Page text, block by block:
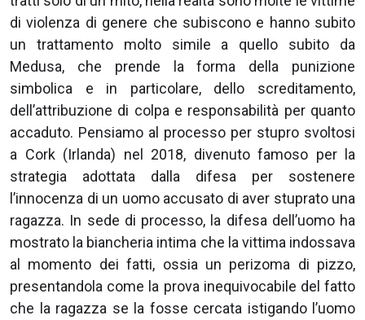
di violenza di genere che subiscono e hanno subito
un trattamento molto simile a quello subito da
Medusa, che prende la forma della punizione
simbolica e in particolare, dello screditamento,
dell’attribuzione di colpa e responsabilità per quanto
accaduto. Pensiamo al processo per stupro svoltosi
a Cork (Irlanda) nel 2018, divenuto famoso per la
strategia adottata dalla difesa per sostenere
l’innocenza di un uomo accusato di aver stuprato una
ragazza. In sede di processo, la difesa dell’uomo ha
mostrato la biancheria intima che la vittima indossava
al momento dei fatti, ossia un perizoma di pizzo,
presentandola come la prova inequivocabile del fatto
che la ragazza se la fosse cercata istigando l’uomo